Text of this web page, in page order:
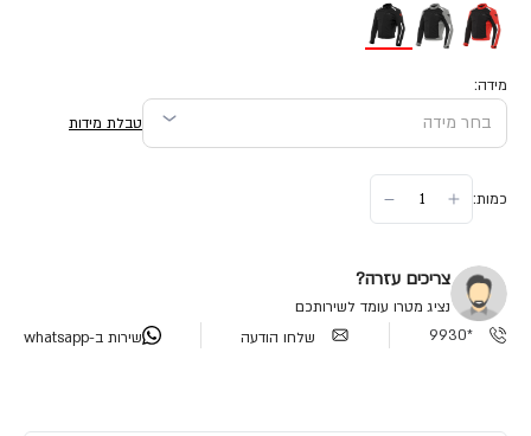
מידה:
טבלת מידות
כמות:
צריכים עזרה?
נציג מטרו עומד לשירותכם
*9930
שלחו הודעה שירות ב-whatsapp